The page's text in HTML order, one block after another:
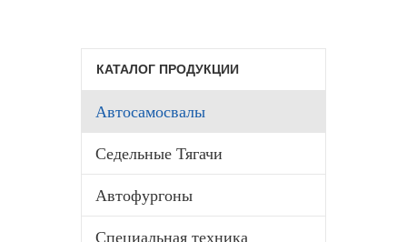
КАТАЛОГ ПРОДУКЦИИ
Автосамосвалы
Седельные Тягачи
Автофургоны
Специальная техника